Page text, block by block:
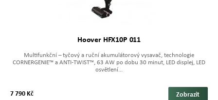
Hoover HFX10P 011
Multifunkční – tyčový a ruční akumulátorový vysavač, technologie
CORNERGENIE™ a ANTI-TWIST™, 63 AW po dobu 30 minut, LED displej, LED
osvětlení...
7 790 Kč Zobrazit